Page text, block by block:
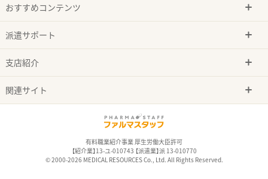
おすすめコンテンツ
派遣サポート
支店紹介
関連サイト
有料職業紹介事業 厚生労働大臣許可
【紹介業】13-ユ-010743 【派遣業】派 13-010770
© 2000-2026 MEDICAL RESOURCES Co., Ltd. All Rights Reserved.